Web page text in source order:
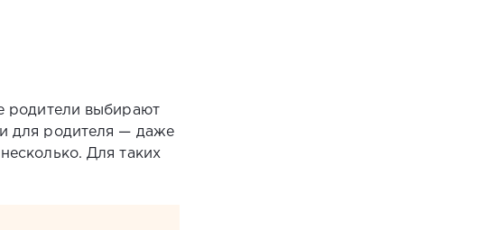
родители выбирают
для родителя — даже
Для таких